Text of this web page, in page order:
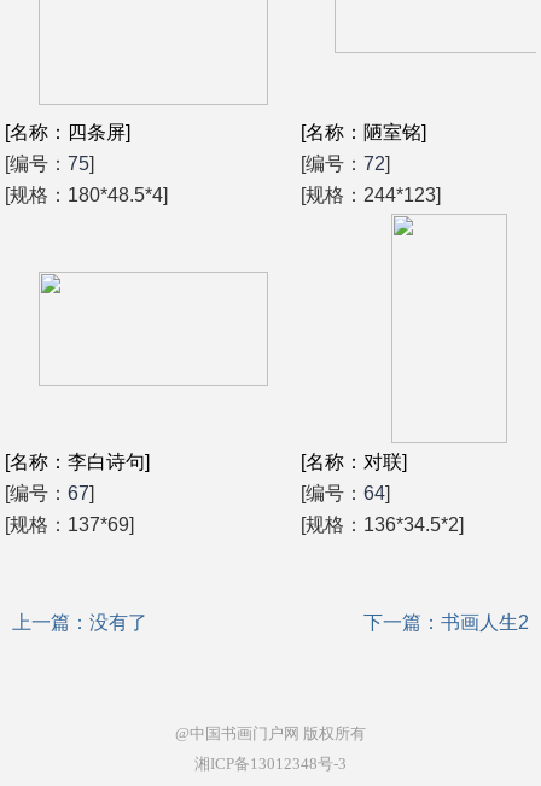
[名称：四条屏]
[编号：75]
[规格：180*48.5*4]
[名称：陋室铭]
[编号：72]
[规格：244*123]
[名称：李白诗句]
[编号：67]
[规格：137*69]
[名称：对联]
[编号：64]
[规格：136*34.5*2]
上一篇：没有了 下一篇： 书画人生2
@中国书画门户网 版权所有
湘ICP备13012348号-3